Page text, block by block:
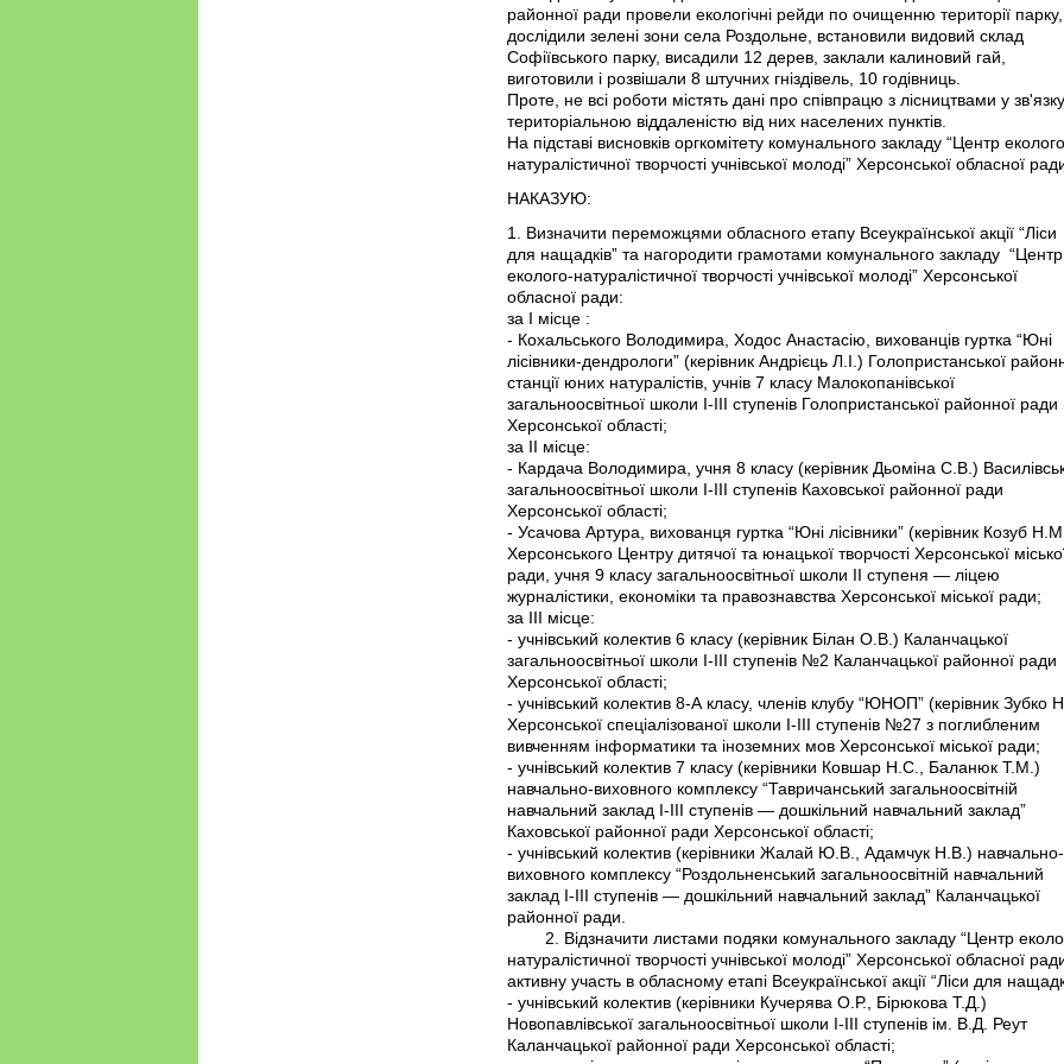
районної ради провели екологічні рейди по очищенню території парку,
дослідили зелені зони села Роздольне, встановили видовий склад
Софіївського парку, висадили 12 дерев, заклали калиновий гай,
виготовили і розвішали 8 штучних гніздівель, 10 годівниць.
Проте, не всі роботи містять дані про співпрацю з лісництвами у
територіальною віддаленістю від них населених пунктів.
На підставі висновків оргкомітету комунального закладу “Центр
натуралістичної творчості учнівської молоді” Херсонської обласної
НАКАЗУЮ:
1. Визначити переможцями обласного етапу Всеукраїнської акції “Ліси
для нащадків” та нагородити грамотами комунального закладу “Центр
еколого-натуралістичної творчості учнівської молоді” Херсонської
обласної ради:
за І місце :
- Кохальського Володимира, Ходос Анастасію, вихованців гуртка “Юні
лісівники-дендрологи” (керівник Андрієць Л.І.) Голопристанської
станції юних натуралістів, учнів 7 класу Малокопанівської
загальноосвітньої школи І-ІІІ ступенів Голопристанської районної ради
Херсонської області;
за ІІ місце:
- Кардача Володимира, учня 8 класу (керівник Дьоміна С.В.)
загальноосвітньої школи І-ІІІ ступенів Каховської районної ради
Херсонської області;
- Усачова Артура, вихованця гуртка “Юні лісівники” (керівник Козуб
Херсонського Центру дитячої та юнацької творчості Херсонської
ради, учня 9 класу загальноосвітньої школи ІІ ступеня — ліцею
журналістики, економіки та правознавства Херсонської міської ради;
за ІІІ місце:
- учнівський колектив 6 класу (керівник Білан О.В.) Каланчацької
загальноосвітньої школи І-ІІІ ступенів №2 Каланчацької районної ради
Херсонської області;
- учнівський колектив 8-А класу, членів клубу “ЮНОП” (керівник Зубко
Херсонської спеціалізованої школи І-ІІІ ступенів №27 з поглибленим
вивченням інформатики та іноземних мов Херсонської міської ради;
- учнівський колектив 7 класу (керівники Ковшар Н.С., Баланюк Т.М.)
навчально-виховного комплексу “Тавричанський загальноосвітній
навчальний заклад І-ІІІ ступенів — дошкільний навчальний заклад”
Каховської районної ради Херсонської області;
- учнівський колектив (керівники Жалай Ю.В., Адамчук Н.В.) навчально-
виховного комплексу “Роздольненський загальноосвітній навчальний
заклад І-ІІІ ступенів — дошкільний навчальний заклад” Каланчацької
районної ради.
2. Відзначити листами подяки комунального закладу “Центр
натуралістичної творчості учнівської молоді” Херсонської обласної
активну участь в обласному етапі Всеукраїнської акції “Ліси для
- учнівський колектив (керівники Кучерява О.Р., Бірюкова Т.Д.)
Новопавлівської загальноосвітньої школи І-ІІІ ступенів ім. В.Д. Реут
Каланчацької районної ради Херсонської області;